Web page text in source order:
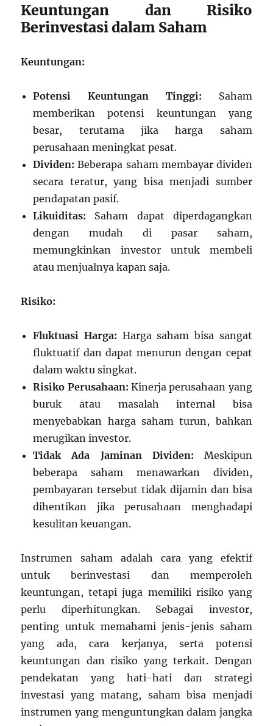
Keuntungan dan Risiko
Berinvestasi dalam Saham
Keuntungan:
Potensi Keuntungan Tinggi: Saham
memberikan potensi keuntungan yang
besar, terutama jika harga saham
perusahaan meningkat pesat.
Dividen: Beberapa saham membayar dividen
secara teratur, yang bisa menjadi sumber
pendapatan pasif.
Likuiditas: Saham dapat diperdagangkan
dengan mudah di pasar saham,
memungkinkan investor untuk membeli
atau menjualnya kapan saja.
Risiko:
Fluktuasi Harga: Harga saham bisa sangat
fluktuatif dan dapat menurun dengan cepat
dalam waktu singkat.
Risiko Perusahaan: Kinerja perusahaan yang
buruk atau masalah internal bisa
menyebabkan harga saham turun, bahkan
merugikan investor.
Tidak Ada Jaminan Dividen: Meskipun
beberapa saham menawarkan dividen,
pembayaran tersebut tidak dijamin dan bisa
dihentikan jika perusahaan menghadapi
kesulitan keuangan.
Instrumen saham adalah cara yang efektif
untuk berinvestasi dan memperoleh
keuntungan, tetapi juga memiliki risiko yang
perlu diperhitungkan. Sebagai investor,
penting untuk memahami jenis-jenis saham
yang ada, cara kerjanya, serta potensi
keuntungan dan risiko yang terkait. Dengan
pendekatan yang hati-hati dan strategi
investasi yang matang, saham bisa menjadi
instrumen yang menguntungkan dalam jangka